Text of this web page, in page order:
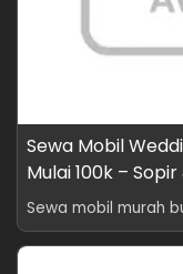
Sewa Mobil
Mulai 100k –
Sewa mobil murah